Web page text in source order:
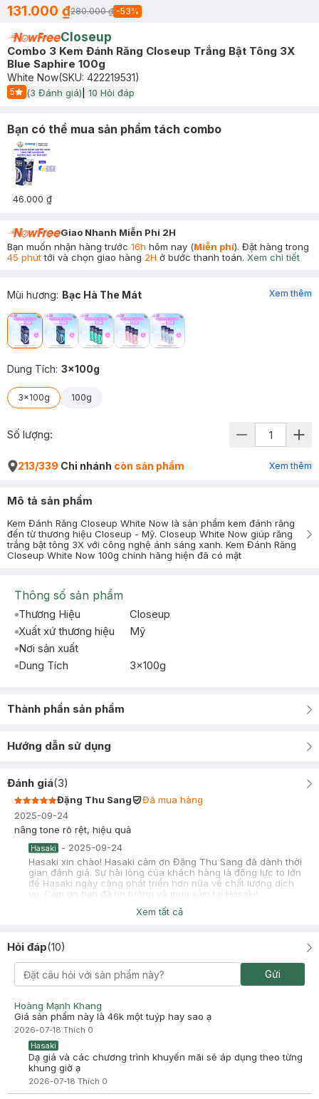
131.000 ₫280.000 ₫ -53%
Closeup
Combo 3 Kem Đánh Răng Closeup Trắng Bật Tông 3X
Blue Saphire 100g
White Now(SKU: 422219531)
5
Start Icon
(3 Đánh giá) 10 Hỏi đáp
Bạn có thể mua sản phẩm tách combo
46.000 ₫
Giao Nhanh Miễn Phí 2H
Bạn muốn nhận hàng trước 16h hôm nay (Miễn phí). Đặt hàng trong
45 phúttới và chọn giao hàng 2H ở bước thanh toán. Xem chi tiết
Mùi hương: Bạc Hà The Mát
Dung Tích: 3x100g
3x100g 100g
Xem thêm
Số lượng:
213/339 Chi nhánh còn sản phẩm Xem thêm
Mô tả sản phẩm
Kem Đánh Răng Closeup White Now là sản phẩm kem đánh răng
đến từ thương hiệu Closeup - Mỹ. Closeup White Now giúp răng
trắng bật tông 3X với công nghệ ánh sáng xanh. Kem Đánh Răng
Closeup White Now 100g chính hãng hiện đã có mặt
Thông số sản phẩm
Thương Hiệu
Closeup
Xuất xứ thương hiệu
Mỹ
Nơi sản xuất
Dung Tích
3x100g
Thành phần sản phẩm
Hướng dẫn sử dụng
Đánh giá(3)
Đặng Thu Sang
Đã mua hàng
2025-09-24
nâng tone rõ rệt, hiệu quả
Hasaki - 2025-09-24
Hasaki xin chào! Hasaki cảm ơn Đặng Thu Sang đã dành thời
gian đánh giá. Sự hài lòng của khách hàng là động lực to lớn
để Hasaki ngày càng phát triển hơn nữa về chất lượng dịch
vụ. Cảm ơn bạn đã tin tưởng và mua sắm tại Hasaki!
đánh xong bị nghiện bây ơiii. nó the the răng, mà nâng tone
Hasaki -2025-08-18
Hasaki xin chào! Hasaki cảm ơn linh ngocc đã dành thời gian
đánh giá. Sự hài lòng của khách hàng là động lực to lớn để
Hasaki ngày càng phát triển hơn nữa về chất lượng dịch vụ.
Cảm ơn bạn đã tin tưởng và mua sắm tại Hasaki!
Xem tất cả
Hỏi đáp(10)
Gửi
Hoàng Mạnh Khang
Giá sản phẩm này là 46k một tuýp hay sao ạ
2026-07-18 Thích 0
Hasaki
Dạ giá và các chương trình khuyến mãi sẽ áp dụng theo từng
khung giờ ạ
2026-07-18 Thích 0